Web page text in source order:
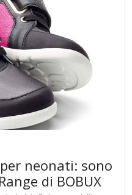
neonati: sono
di BOBUX